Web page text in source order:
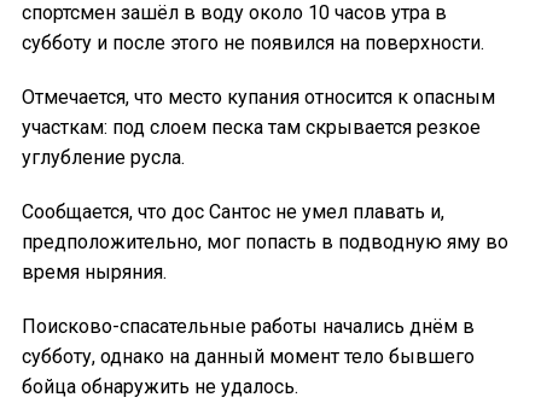
спортсмен зашёл в воду около 10 часов утра в
субботу и после этого не появился на поверхности.
Отмечается, что место купания относится к опасным
участкам: под слоем песка там скрывается резкое
углубление русла.
Сообщается, что дос Сантос не умел плавать и,
предположительно, мог попасть в подводную яму во
время ныряния.
Поисково-спасательные работы начались днём в
субботу, однако на данный момент тело бывшего
бойца обнаружить не удалось.